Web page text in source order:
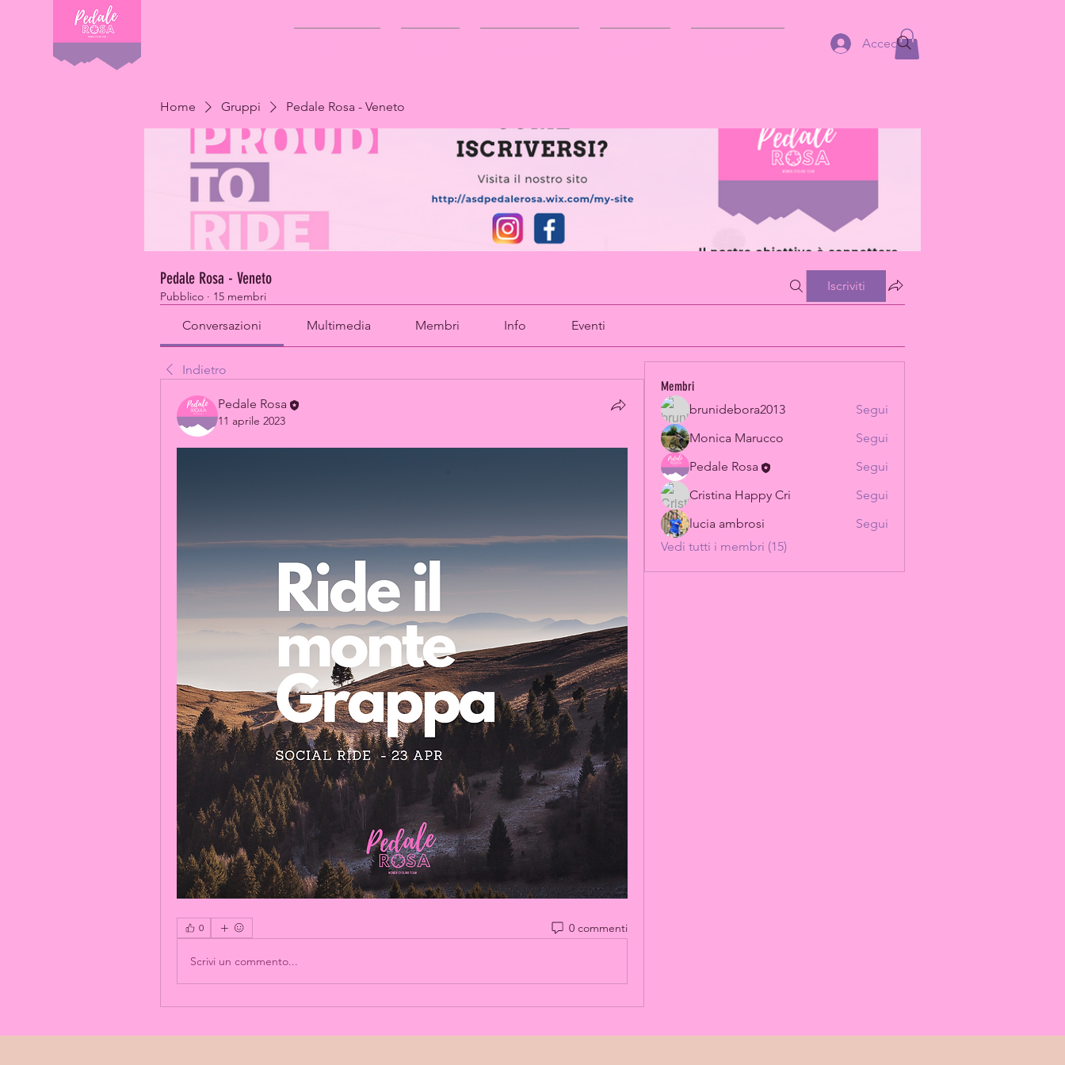
Accedi
Home Gruppi Pedale Rosa - Veneto
Pedale Rosa - Veneto
Pubblico · 15 membri
Iscriviti
Conversazioni Multimedia Membri Info Eventi
Indietro
Pedale Rosa
11 aprile 2023
0 0 commenti
Scrivi un commento...
Membri
brunidebora2013
Segui
Monica Marucco
Segui
Pedale Rosa
Segui
Cristina Happy Cri
Segui
lucia ambrosi
Segui
Vedi tutti i membri (15)